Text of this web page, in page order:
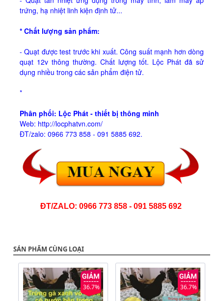
trứng, hạ nhiệt linh kiện định tử...
* Chất lượng sản phẩm:
- Quạt được test trước khi xuất. Công suất mạnh hơn dòng
quạt 12v thông thường. Chất lượng tốt. Lộc Phát đã sử
dụng nhiều trong các sản phẩm điện tử.
*
Phân phối: Lộc Phát - thiết bị thông minh
Web: http://locphatvn.com/
ĐT/zalo: 0966 773 858 - 091 5885 692.
ĐT/ZALO: 0966 773 858 - 091 5885 692
SẢN PHẨM CÙNG LOẠI
36.7% 36.7%